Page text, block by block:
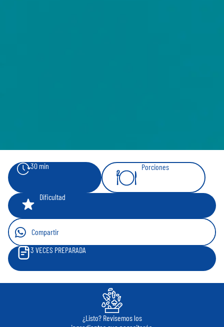
30 min
2
Porciones
Dificultad
Compartir
3 VECES PREPARADA
¿Listo? Revisemos los